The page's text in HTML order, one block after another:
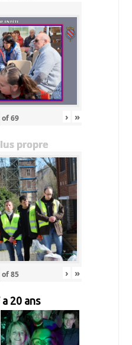
of69 › »
propre
of85 › »
20 ans